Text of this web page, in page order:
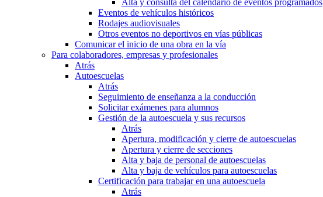
Alta y consulta del calendario de eventos programados
Eventos de vehículos históricos
Rodajes audiovisuales
Otros eventos no deportivos en vías públicas
Comunicar el inicio de una obra en la vía
Para colaboradores, empresas y profesionales
Atrás
Autoescuelas
Atrás
Seguimiento de enseñanza a la conducción
Solicitar exámenes para alumnos
Gestión de la autoescuela y sus recursos
Atrás
Apertura, modificación y cierre de autoescuelas
Apertura y cierre de secciones
Alta y baja de personal de autoescuelas
Alta y baja de vehículos para autoescuelas
Certificación para trabajar en una autoescuela
Atrás